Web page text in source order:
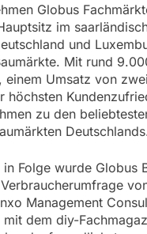
Globus
im
und
Mit rund
einem Umsatz von
höchsten
zu den
in Folge wurde Globus
Management
dem diy-